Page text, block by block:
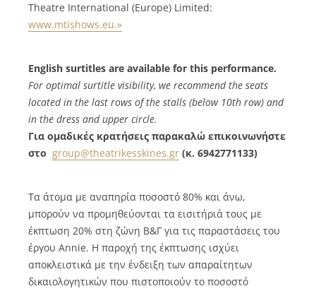
Theatre International (Europe) Limited:
www.mtishows.eu.»
English surtitles are available for this performance.
For optimal surtitle visibility, we recommend the seats
located in the last rows of the stalls (below 10th row) and
in the dress and upper circle.
Για ομαδικές κρατήσεις παρακαλώ επικοινωνήστε
στο group@theatrikesskines.gr(κ. 6942771133)
Τα άτομα με αναπηρία ποσοστό 80% και άνω,
μπορούν να προμηθεύονται τα εισιτήριά τους με
έκπτωση 20% στη ζώνη Β&Γ για τις παραστάσεις του
έργου Annie. Η παροχή της έκπτωσης ισχύει
αποκλειστικά με την ένδειξη των απαραίτητων
δικαιολογητικών που πιστοποιούν το ποσοστό